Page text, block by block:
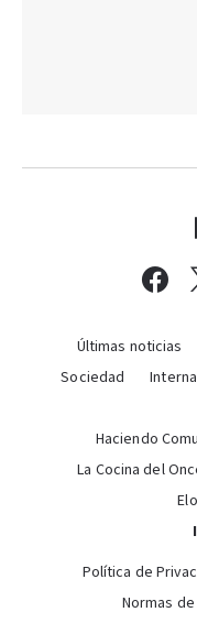
Últimas noticias
Sociedad
Haciendo
La Cocina del
Política de
Normas